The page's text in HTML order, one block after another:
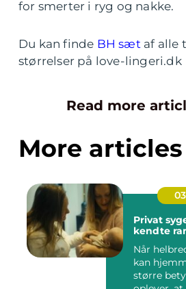
for smerter i ryg og nakke.
Du kan finde BH sætaf alle
størrelser på love-lingeri.dk
Read more
More articles
Privat sygepleje
kendte
Når
kan
større